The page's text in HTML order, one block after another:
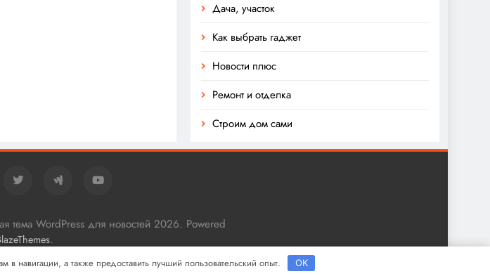
Дача, участок
Как выбрать гаджет
Новости плюс
Ремонт и отделка
Строим дом сами
тема WordPress для новостей 2026. Powered
.
в навигации, а также предоставить лучший пользовательский опыт. OK